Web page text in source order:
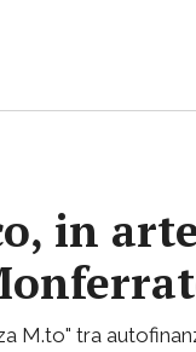
in
M.to" tra